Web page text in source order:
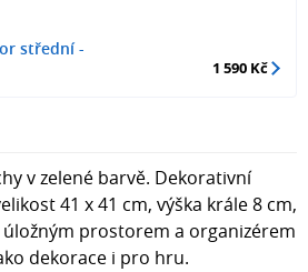
střední -
1 590 Kč
v zelené barvě. Dekorativní
41 x 41 cm, výška krále 8 cm,
úložným prostorem a organizérem
dekorace i pro hru.